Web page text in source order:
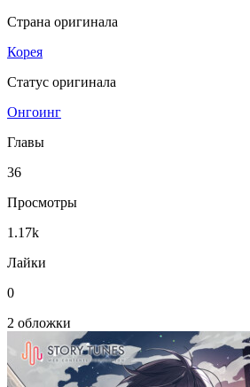
Страна оригинала
Корея
Статус оригинала
Онгоинг
Главы
36
Просмотры
1.17k
Лайки
0
2 обложки